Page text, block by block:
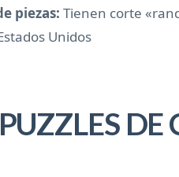
piezas: Tienen corte
Unidos
DE